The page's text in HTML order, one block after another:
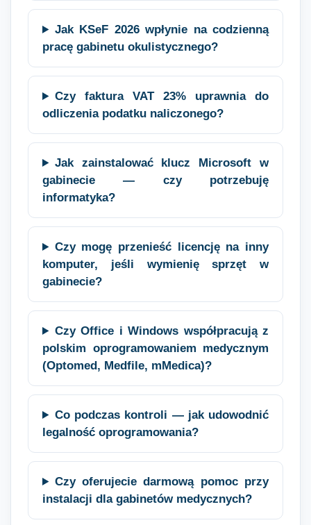
Jak KSeF 2026 wpłynie na codzienną
pracę gabinetu okulistycznego?
Czy faktura VAT 23% uprawnia do
odliczenia podatku naliczonego?
Jak zainstalować klucz Microsoft w
gabinecie — czy potrzebuję
informatyka?
Czy mogę przenieść licencję na inny
komputer, jeśli wymienię sprzęt w
gabinecie?
Czy Office i Windows współpracują z
polskim oprogramowaniem medycznym
(Optomed, Medfile, mMedica)?
Co podczas kontroli — jak udowodnić
legalność oprogramowania?
Czy oferujecie darmową pomoc przy
instalacji dla gabinetów medycznych?